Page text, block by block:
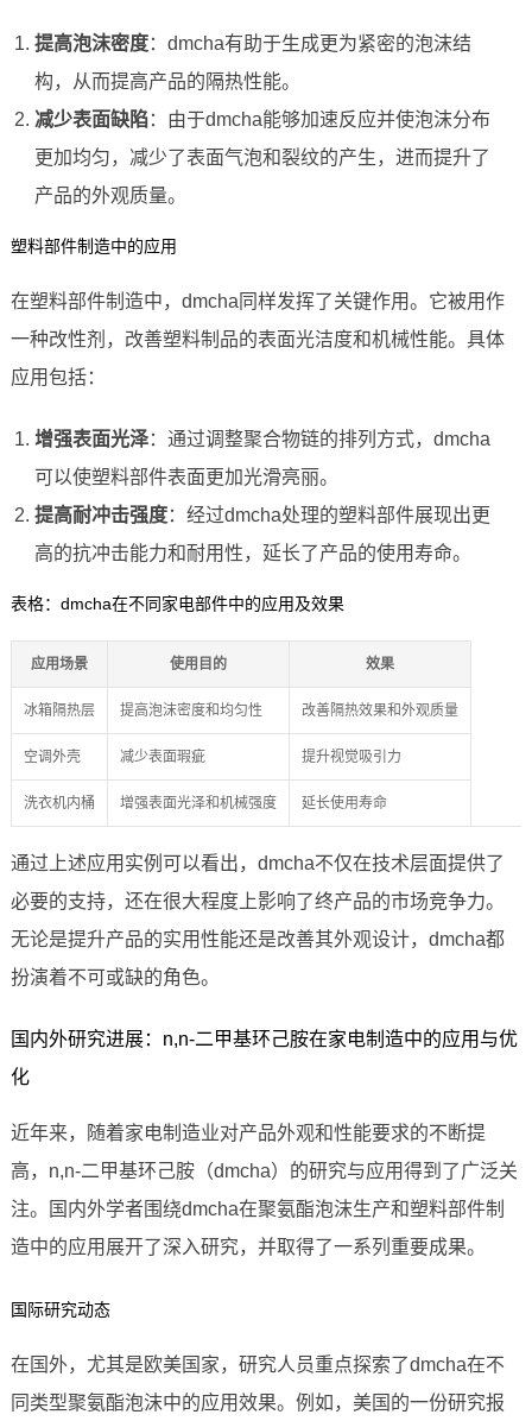
提高泡沫密度：dmcha有助于生成更为紧密的泡沫结
构，从而提高产品的隔热性能。
减少表面缺陷：由于dmcha能够加速反应并使泡沫分布
更加均匀，减少了表面气泡和裂纹的产生，进而提升了
产品的外观质量。
塑料部件制造中的应用
在塑料部件制造中，dmcha同样发挥了关键作用。它被用作
一种改性剂，改善塑料制品的表面光洁度和机械性能。具体
应用包括：
增强表面光泽：通过调整聚合物链的排列方式，dmcha
可以使塑料部件表面更加光滑亮丽。
提高耐冲击强度：经过dmcha处理的塑料部件展现出更
高的抗冲击能力和耐用性，延长了产品的使用寿命。
表格：dmcha在不同家电部件中的应用及效果
应用场景 使用目的 效果
冰箱隔热层 提高泡沫密度和均匀性 改善隔热效果和外观质量
空调外壳 减少表面瑕疵 提升视觉吸引力
洗衣机内桶 增强表面光泽和机械强度 延长使用寿命
通过上述应用实例可以看出，dmcha不仅在技术层面提供了
必要的支持，还在很大程度上影响了终产品的市场竞争力。
无论是提升产品的实用性能还是改善其外观设计，dmcha都
扮演着不可或缺的角色。
国内外研究进展：n,n-二甲基环己胺在家电制造中的应用与优
化
近年来，随着家电制造业对产品外观和性能要求的不断提
高，n,n-二甲基环己胺（dmcha）的研究与应用得到了广泛关
注。国内外学者围绕dmcha在聚氨酯泡沫生产和塑料部件制
造中的应用展开了深入研究，并取得了一系列重要成果。
国际研究动态
在国外，尤其是欧美国家，研究人员重点探索了dmcha在不
同类型聚氨酯泡沫中的应用效果。例如，美国的一份研究报